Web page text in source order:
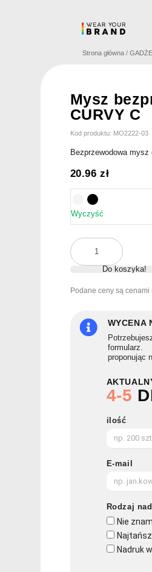
Strona główna /
Mysz
CURVY C
Kod produktu: MO2222-03
Bezprzewodowa
20.96zł
Wyczyść
ilość
Mysz
bezprzewodowa
CURVY
Do koszyka!
Podane ceny są cenami
WYCENA
formularz.
proponując
4-5
ilość
E-mail
Rodzaj
Nie
Nadruk